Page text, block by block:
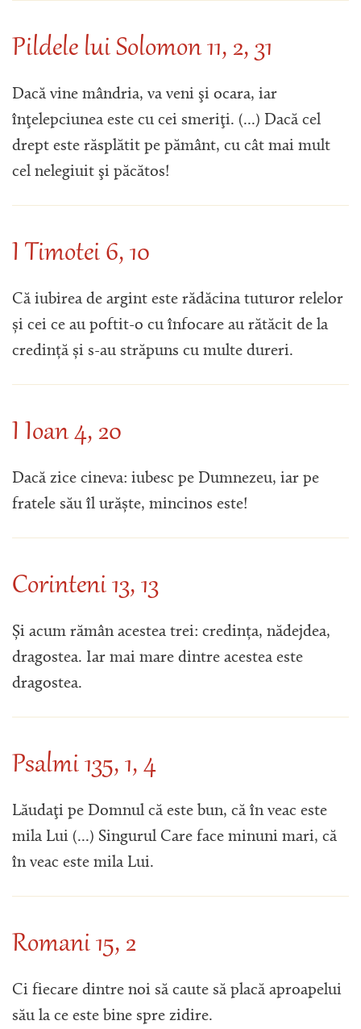
Pildele lui Solomon 11, 2, 31
Dacă vine mândria, va veni şi ocara, iar
înţelepciunea este cu cei smeriţi. (...) Dacă cel
drept este răsplătit pe pământ, cu cât mai mult
cel nelegiuit şi păcătos!
I Timotei 6, 10
Că iubirea de argint este rădăcina tuturor relelor
și cei ce au poftit-o cu înfocare au rătăcit de la
credință și s-au străpuns cu multe dureri.
I Ioan 4, 20
Dacă zice cineva: iubesc pe Dumnezeu, iar pe
fratele său îl urăște, mincinos este!
Corinteni 13, 13
Și acum rămân acestea trei: credința, nădejdea,
dragostea. Iar mai mare dintre acestea este
dragostea.
Psalmi 135, 1, 4
Lăudaţi pe Domnul că este bun, că în veac este
mila Lui (...) Singurul Care face minuni mari, că
în veac este mila Lui.
Romani 15, 2
Ci fiecare dintre noi să caute să placă aproapelui
său la ce este bine spre zidire.